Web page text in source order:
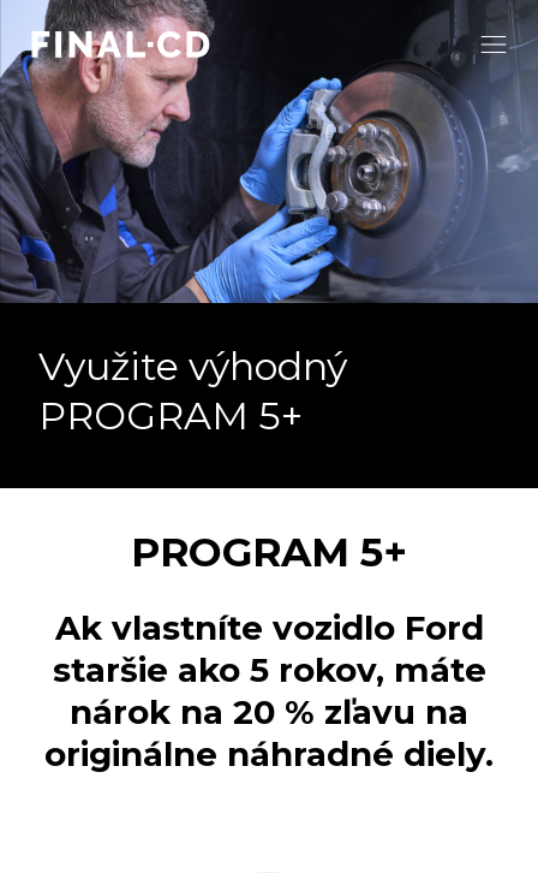
Využite výhodný
PROGRAM 5+
PROGRAM 5+
Ak vlastníte vozidlo Ford
staršie ako 5 rokov, máte
nárok na 20 % zľavu na
originálne náhradné diely.